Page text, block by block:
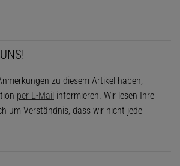
zu diesem Artikel haben,
per E-Mail informieren. Wir lesen Ihre
um Verständnis, dass wir nicht jede